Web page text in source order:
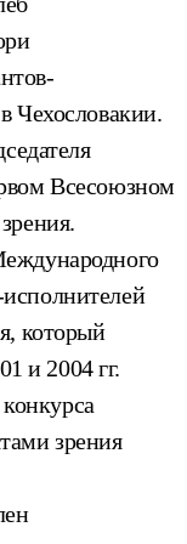
Чехословакии.
Всесоюзном
который
и 2004 гг.
зрения